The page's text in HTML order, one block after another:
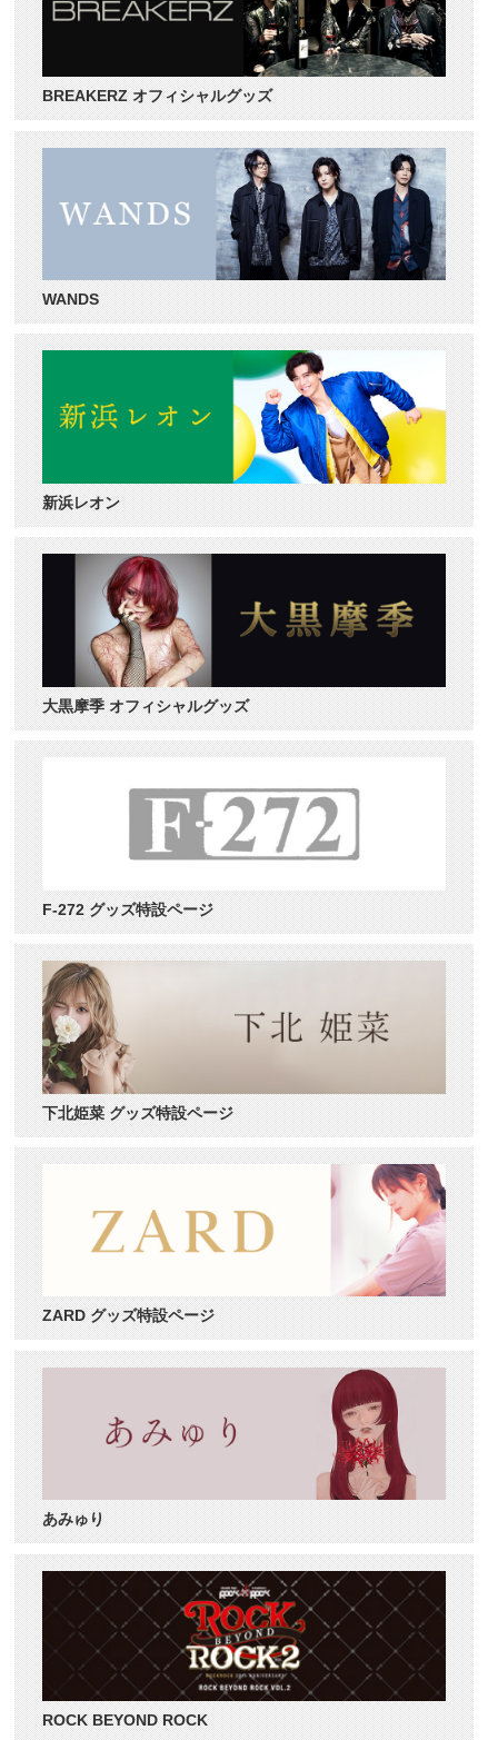
BREAKERZ オフィシャルグッズ
WANDS
新浜レオン
大黒摩季 オフィシャルグッズ
F-272 グッズ特設ページ
下北姫菜 グッズ特設ページ
ZARD グッズ特設ページ
あみゅり
ROCK BEYOND ROCK